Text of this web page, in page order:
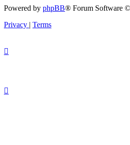
Powered by phpBB® Forum Software
Privacy | Terms